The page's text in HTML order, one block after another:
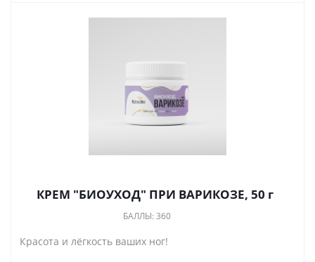
КРЕМ "БИОУХОД" ПРИ ВАРИКОЗЕ, 50 г
БАЛЛЫ: 360
Красота и лёгкость ваших ног!